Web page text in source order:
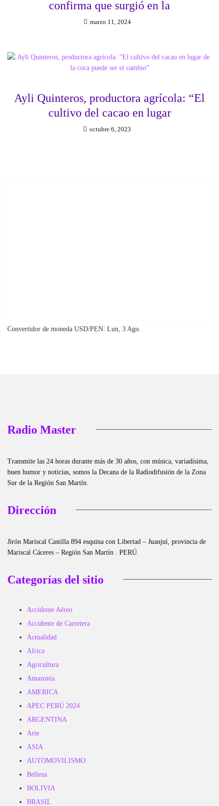
confirma que surgió en la
marzo 11, 2024
Ayli Quinteros, productora agrícola: “El
cultivo del cacao en lugar
octubre 6, 2023
Convertidor de moneda USD/PEN: Lun, 3 Ago.
Radio Master
Transmite las 24 horas durante más de 30 años, con música, variadísima,
buen humor y noticias, somos la Decana de la Radiodifusión de la Zona
Sur de la Región San Martín.
Dirección
Jirón Mariscal Castilla 894 esquina con Libertad – Juanjuí, provincia de
Mariscal Cáceres – Región San Martín . PERÚ.
Categorías del sitio
Accidente Aéreo
Accidente de Carretera
Actualidad
Africa
Agricultura
Amazonía
AMERICA
APEC PERÚ 2024
ARGENTINA
Arte
ASIA
AUTOMOVILISMO
Belleza
BOLIVIA
BRASIL